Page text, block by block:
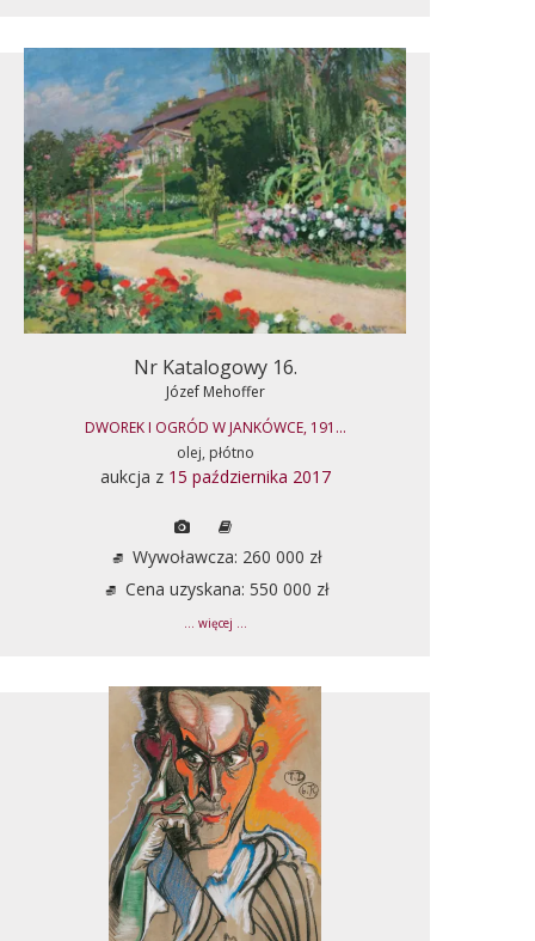
Nr Katalogowy 16.
Józef Mehoffer
DWOREK I OGRÓD W JANKÓWCE, 191...
olej, płótno
aukcja z 15 października 2017
Wywoławcza: 260 000 zł
Cena uzyskana: 550 000 zł
... więcej ...